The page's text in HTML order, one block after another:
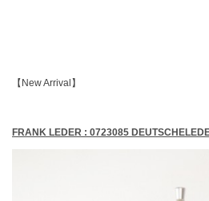
【New Arrival】
FRANK LEDER : 0723085